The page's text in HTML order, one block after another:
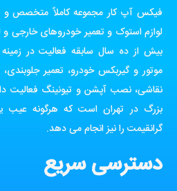
فیکس آپ کار مجموعه کاملاً متخصص و
لوازم استوک و تعمیر خودروهای خارجی
بیش از ده سال سابقه فعالیت در
موتور و گیربکس خودرو، تعمیر
نقاشی، نصب آپشن و تیونینگ فعالیت
بزرگ در تهران است که هرگونه عیب
گرانقیمت را نیز انجام می دهد.
دسترسی سریع